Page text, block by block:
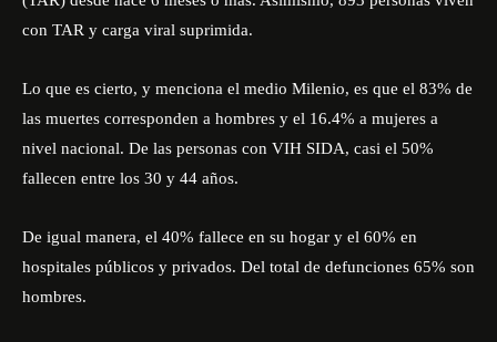
con TAR y carga viral suprimida.
Lo que es cierto, y menciona el medio Milenio, es que el 83% de
las muertes corresponden a hombres y el 16.4% a mujeres a
nivel nacional. De las personas con VIH SIDA, casi el 50%
fallecen entre los 30 y 44 años.
De igual manera, el 40% fallece en su hogar y el 60% en
hospitales públicos y privados. Del total de defunciones 65% son
hombres.